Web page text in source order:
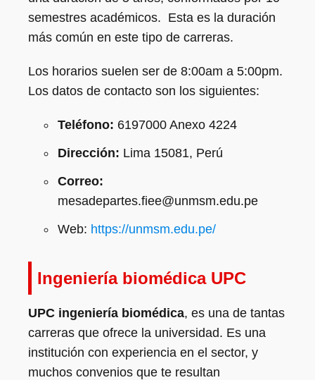
semestres académicos. Esta es la duración
más común en este tipo de carreras.
Los horarios suelen ser de 8:00am a 5:00pm.
Los datos de contacto son los siguientes:
Teléfono: 6197000 Anexo 4224
Dirección: Lima 15081, Perú
Correo:
mesadepartes.fiee@unmsm.edu.pe
Web: https://unmsm.edu.pe/
Ingeniería biomédica UPC
UPC ingeniería biomédica, es una de tantas
carreras que ofrece la universidad. Es una
institución con experiencia en el sector, y
muchos convenios que te resultan